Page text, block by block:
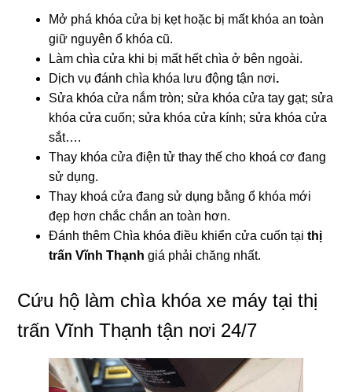
Mở phá khóa cửa bị kẹt hoặc bị mất khóa an toàn
giữ nguyên ổ khóa cũ.
Làm chìa cửa khi bị mất hết chìa ở bên ngoài.
Dịch vụ đánh chìa khóa lưu động tận nơi.
Sửa khóa cửa nắm tròn; sửa khóa cửa tay gạt; sửa
khóa cửa cuốn; sửa khóa cửa kính; sửa khóa cửa
sắt….
Thay khóa cửa điện tử thay thế cho khoá cơ đang
sử dụng.
Thay khoá cửa đang sử dụng bằng ổ khóa mới
đẹp hơn chắc chắn an toàn hơn.
Đánh thêm Chìa khóa điều khiển cửa cuốn tạithị
trấn Vĩnh Thạnhgiá phải chăng nhất.
Cứu hộ làm chìa khóa xe máy tại thị
trấn Vĩnh Thạnh tận nơi 24/7